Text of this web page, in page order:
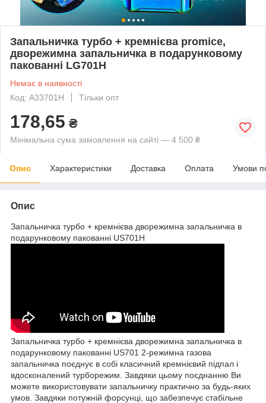
Запальничка турбо + кремнієва promice,
дворежимна запальничка в подарунковому
пакованні LG701H
Немає в наявності
Код: A33701H
Тільки опт
178,65 ₴
Мінімальна сума замовлення на сайті — 4 500 ₴
Опис Характеристики Доставка Оплата Умови
Опис
Запальничка турбо + кремнієва дворежимна запальничка в
подарунковому пакованні US701H
Запальничка турбо + кремнієва дворежимна запальничка в
подарунковому пакованні US701 2-режимна газова
запальничка поєднує в собі класичний кремнієвий підпал і
вдосконалений турборежим. Завдяки цьому поєднанню Ви
можете використовувати запальничку практично за будь-яких
умов. Завдяки потужній форсунці, що забезпечує стабільне